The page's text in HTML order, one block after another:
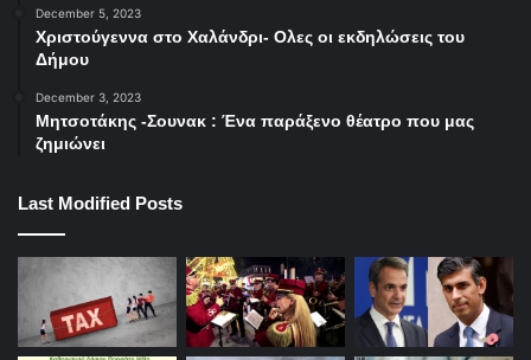
December 5, 2023
Χριστούγεννα στο Χαλάνδρι- Ολες οι εκδηλώσεις του
Δήμου
December 3, 2023
Μητσοτάκης -Σουνακ : Ένα παράξενο θέατρο που μας
ζημιώνει
Last Modified Posts